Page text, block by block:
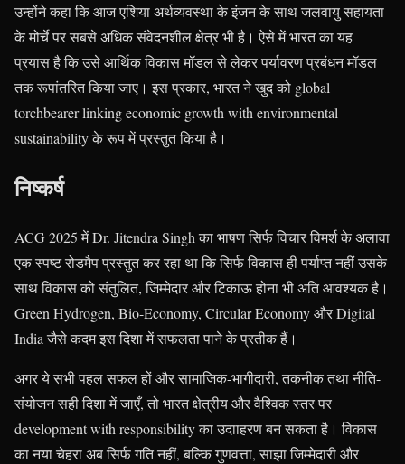
उन्होंने कहा कि आज एशिया अर्थव्यवस्था के इंजन के साथ जलवायु सहायता
के मोर्चे पर सबसे अधिक संवेदनशील क्षेत्र भी है। ऐसे में भारत का यह
प्रयास है कि उसे आर्थिक विकास मॉडल से लेकर पर्यावरण प्रबंधन मॉडल
तक रूपांतरित किया जाए। इस प्रकार, भारत ने खुद को global
torchbearer linking economic growth with environmental
sustainability के रूप में प्रस्तुत किया है।
निष्कर्ष
ACG 2025 में Dr. Jitendra Singh का भाषण सिर्फ विचार विमर्श के अलावा
एक स्पष्ट रोडमैप प्रस्तुत कर रहा था कि सिर्फ विकास ही पर्याप्त नहीं उसके
साथ विकास को संतुलित, जिम्मेदार और टिकाऊ होना भी अति आवश्यक है।
Green Hydrogen, Bio-Economy, Circular Economy और Digital
India जैसे कदम इस दिशा में सफलता पाने के प्रतीक हैं।
अगर ये सभी पहल सफल हों और सामाजिक-भागीदारी, तकनीक तथा नीति-
संयोजन सही दिशा में जाएँ, तो भारत क्षेत्रीय और वैश्विक स्तर पर
development with responsibility का उदााहरण बन सकता है। विकास
का नया चेहरा अब सिर्फ गति नहीं, बल्कि गुणवत्ता, साझा जिम्मेदारी और